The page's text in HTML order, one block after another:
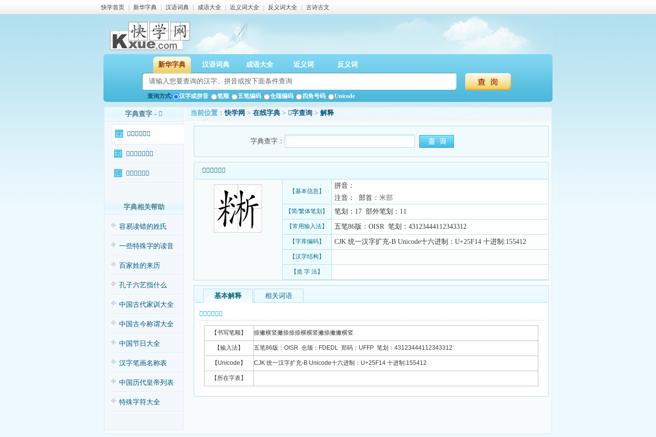
快学首页 新华字典 汉语词典 成语大全 近义词大全 反义词大全 古诗古文
新华字典 汉语词典 成语大全 近义词 反义词
查询方式: 汉字或拼音 笔顺 五笔编码 仓颉编码 四角号码 Unicode
字典查字 - 𥼔
𥼔字基本信息
𥼔字输入法查询
𥼔字相关词语
字典相关帮助
容易读错的姓氏
一些特殊字的读音
百家姓的来历
孔子六艺指什么
中国古代家训大全
中国古今称谓大全
中国节日大全
汉字笔画名称表
中国历代皇帝列表
特殊字符大全
当前位置：快学网 > 在线字典 > 𥼔字查询 > 解释
字典查字：
𥼔字基本信息
【基本信息】
拼音：
注音： 部首： 米部
【简/繁体笔划】 笔划：17 部外笔划：11
【常用输入法】 五笔86版：OISR 笔划：43123444112343312
【字库编码】 CJK 统一汉字扩充-B Unicode十六进制：U+25F14 十进制:155412
【汉字结构】
【造 字 法】
基本解释 相关词语
𥼔字基本信息
【书写笔顺】 捺撇横竖撇捺捺捺横横竖撇捺撇撇横竖
【输入法】 五笔86版：OISR 仓颉：FDEDL 郑码：UFFP 笔划：43123444112343312
【Unicode】 CJK 统一汉字扩充-B Unicode十六进制：U+25F14 十进制:155412
【所在字表】